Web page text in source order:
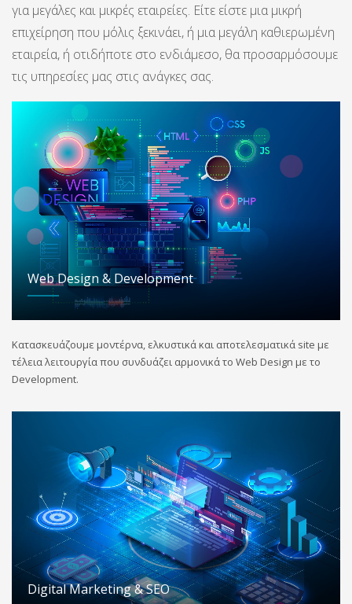
για μεγάλες και μικρές εταιρείες. Είτε είστε μια μικρή
επιχείρηση που μόλις ξεκινάει, ή μια μεγάλη καθιερωμένη
εταιρεία, ή οτιδήποτε στο ενδιάμεσο, θα προσαρμόσουμε
τις υπηρεσίες μας στις ανάγκες σας.
Web Design & Development
Κατασκευάζουμε μοντέρνα, ελκυστικά και αποτελεσματικά site με
τέλεια λειτουργία που συνδυάζει αρμονικά το Web Design με το
Development.
Digital Marketing & SEO